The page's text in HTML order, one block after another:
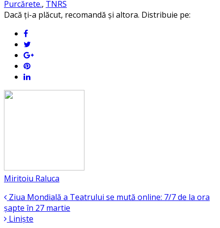
Purcărete., TNRS
Dacă ți-a plăcut, recomandă și altora. Distribuie pe:
Miritoiu Raluca
Ziua Mondială a Teatrului se mută online: 7/7 de la ora
șapte în 27 martie
Liniște